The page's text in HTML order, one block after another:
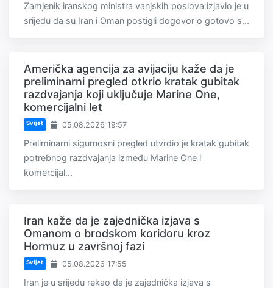
Zamjenik iranskog ministra vanjskih poslova izjavio je u
srijedu da su Iran i Oman postigli dogovor o gotovo s...
Američka agencija za avijaciju kaže da je
preliminarni pregled otkrio kratak gubitak
razdvajanja koji uključuje Marine One,
komercijalni let
Svijet 05.08.2026 19:57
Preliminarni sigurnosni pregled utvrdio je kratak gubitak
potrebnog razdvajanja između Marine One i
komercijal...
Iran kaže da je zajednička izjava s
Omanom o brodskom koridoru kroz
Hormuz u završnoj fazi
Svijet 05.08.2026 17:55
Iran je u srijedu rekao da je zajednička izjava s